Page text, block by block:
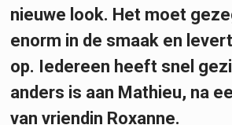
nieuwe look. Het moet
enorm in de smaak en
op. Iedereen heeft snel
anders is aan Mathieu, na
van vriendin Roxanne.